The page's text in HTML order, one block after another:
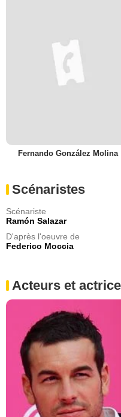
Fernando González Molina
Scénaristes
Scénariste
Ramón Salazar
D'après l'oeuvre de
Federico Moccia
Acteurs et